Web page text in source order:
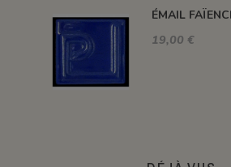
19,00 €